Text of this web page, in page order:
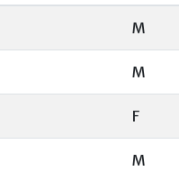
M
M
F
M